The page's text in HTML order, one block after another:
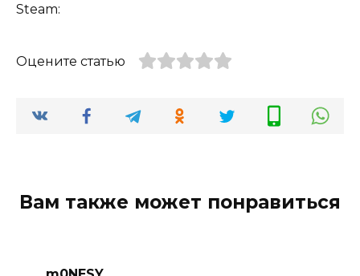
Steam:
Оцените статью
Вам также может понравиться